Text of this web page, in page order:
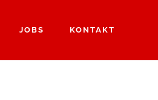
JOBS KONTAKT